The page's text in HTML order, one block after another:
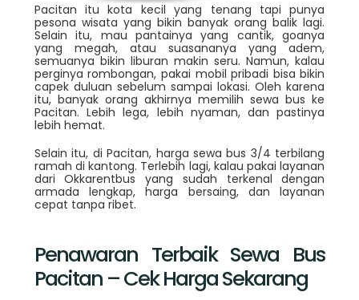
Pacitan itu kota kecil yang tenang tapi punya
pesona wisata yang bikin banyak orang balik lagi.
Selain itu, mau pantainya yang cantik, goanya
yang megah, atau suasananya yang adem,
semuanya bikin liburan makin seru. Namun, kalau
perginya rombongan, pakai mobil pribadi bisa bikin
capek duluan sebelum sampai lokasi. Oleh karena
itu, banyak orang akhirnya memilih sewa bus ke
Pacitan. Lebih lega, lebih nyaman, dan pastinya
lebih hemat.
Selain itu, di Pacitan, harga sewa bus 3/4 terbilang
ramah di kantong. Terlebih lagi, kalau pakai layanan
dari Okkarentbus yang sudah terkenal dengan
armada lengkap, harga bersaing, dan layanan
cepat tanpa ribet.
Penawaran Terbaik Sewa Bus
Pacitan – Cek Harga Sekarang